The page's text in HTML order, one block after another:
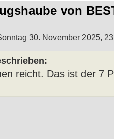
von
30. November 2025,
reicht. Das ist der 7